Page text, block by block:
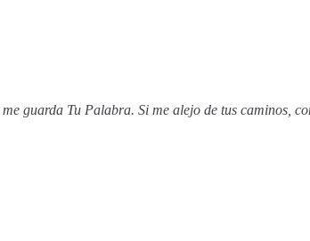
guarda Tu Palabra. Si me alejo de tus caminos,